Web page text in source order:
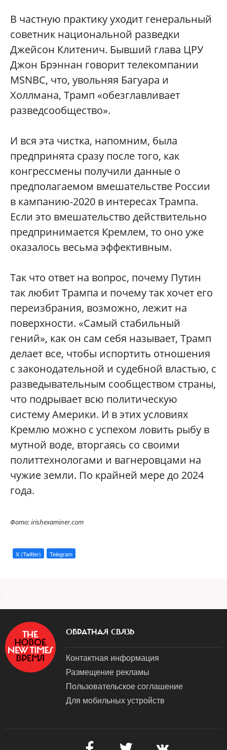
В частную практику уходит генеральный
советник национальной разведки
Джейсон Клитенич. Бывший глава ЦРУ
Джон Брэннан говорит телекомпании
MSNBC, что, увольняя Багуара и
Холлмана, Трамп «обезглавливает
разведсообщество».
И вся эта чистка, напомним, была
предпринята сразу после того, как
конгрессмены получили данные о
предполагаемом вмешательстве России
в кампанию-2020 в интересах Трампа.
Если это вмешательство действительно
предпринимается Кремлем, то оно уже
оказалось весьма эффективным.
Так что ответ на вопрос, почему Путин
так любит Трампа и почему так хочет его
переизбрания, возможно, лежит на
поверхности. «Самый стабильный
гений», как он сам себя называет, Трамп
делает все, чтобы испортить отношения
с законодательной и судебной властью, с
разведывательным сообществом страны,
что подрывает всю политическую
систему Америки. И в этих условиях
Кремлю можно с успехом ловить рыбу в
мутной воде, вторгаясь со своими
политтехнологами и вагнеровцами на
чужие земли. По крайней мере до 2024
года.
Фото: irishexaminer.com
X (Twitter) Telegram
ОБРАТНАЯ СВЯЗЬ
Контактная информация
Размещение рекламы
Пользовательское соглашение
Для мобильных устройств